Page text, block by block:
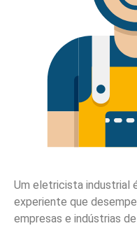
Um eletricista industrial
experiente que
empresas e indústrias